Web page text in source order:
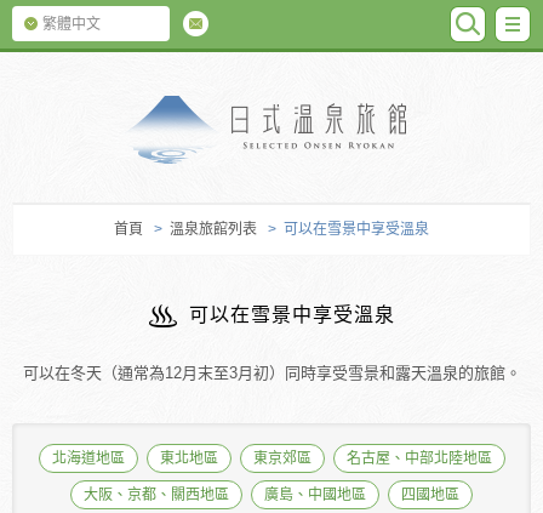
繁體中文
首頁 > 溫泉旅館列表 > 可以在雪景中享受溫泉
可以在雪景中享受溫泉
可以在冬天（通常為12月末至3月初）同時享受雪景和露天溫泉的旅館。
北海道地區 東北地區 東京郊區 名古屋、中部北陸地區
大阪、京都、關西地區 廣島、中國地區 四國地區